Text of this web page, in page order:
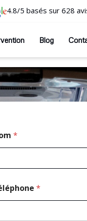
4.8/5 basés sur 628
Blog
*
*